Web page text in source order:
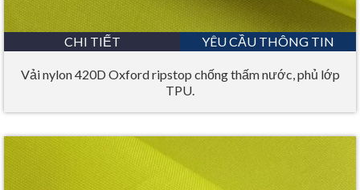
CHI TIẾT YÊU CẦU THÔNG TIN
Vải nylon 420D Oxford ripstop chống thấm nước, phủ lớp
TPU.